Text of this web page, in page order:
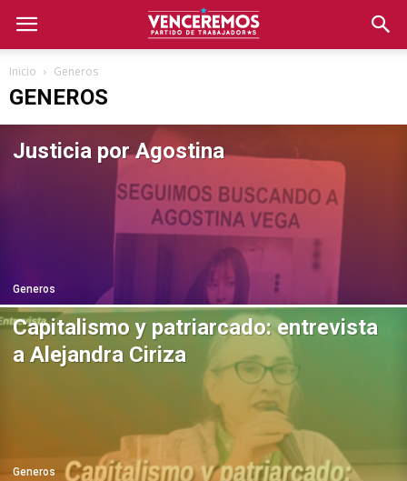
Inicio Generos
GENEROS
Generos
Justicia por Agostina
Generos
Capitalismo y patriarcado: entrevista
a Alejandra Ciriza